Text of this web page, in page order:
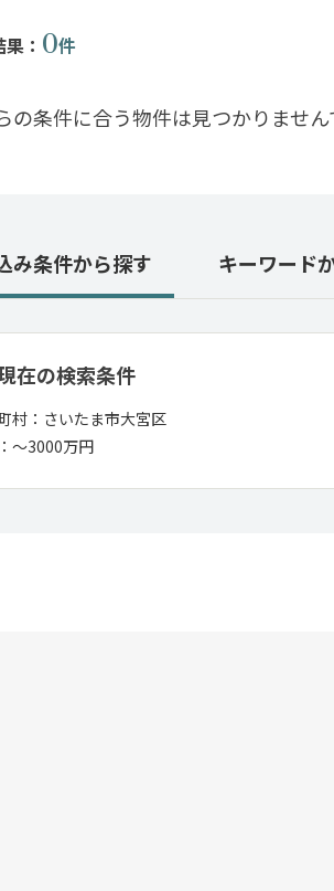
： 0件
の条件に合う物件は見つかりませ
み条件から探す キーワード
在の検索条件
村： さいたま市大宮区
〜3000万円